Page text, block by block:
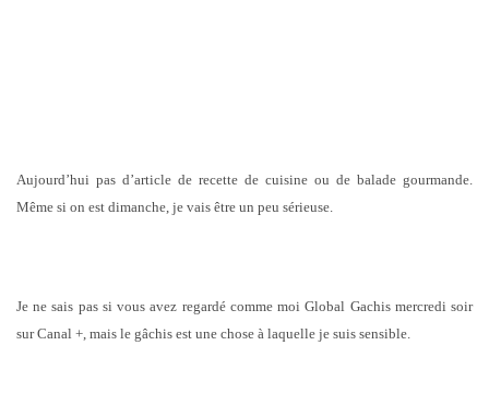
Aujourd’hui pas d’article de recette de cuisine ou de balade gourmande.
Même si on est dimanche, je vais être un peu sérieuse.
Je ne sais pas si vous avez regardé comme moi Global Gachis mercredi soir
sur Canal +, mais le gâchis est une chose à laquelle je suis sensible.